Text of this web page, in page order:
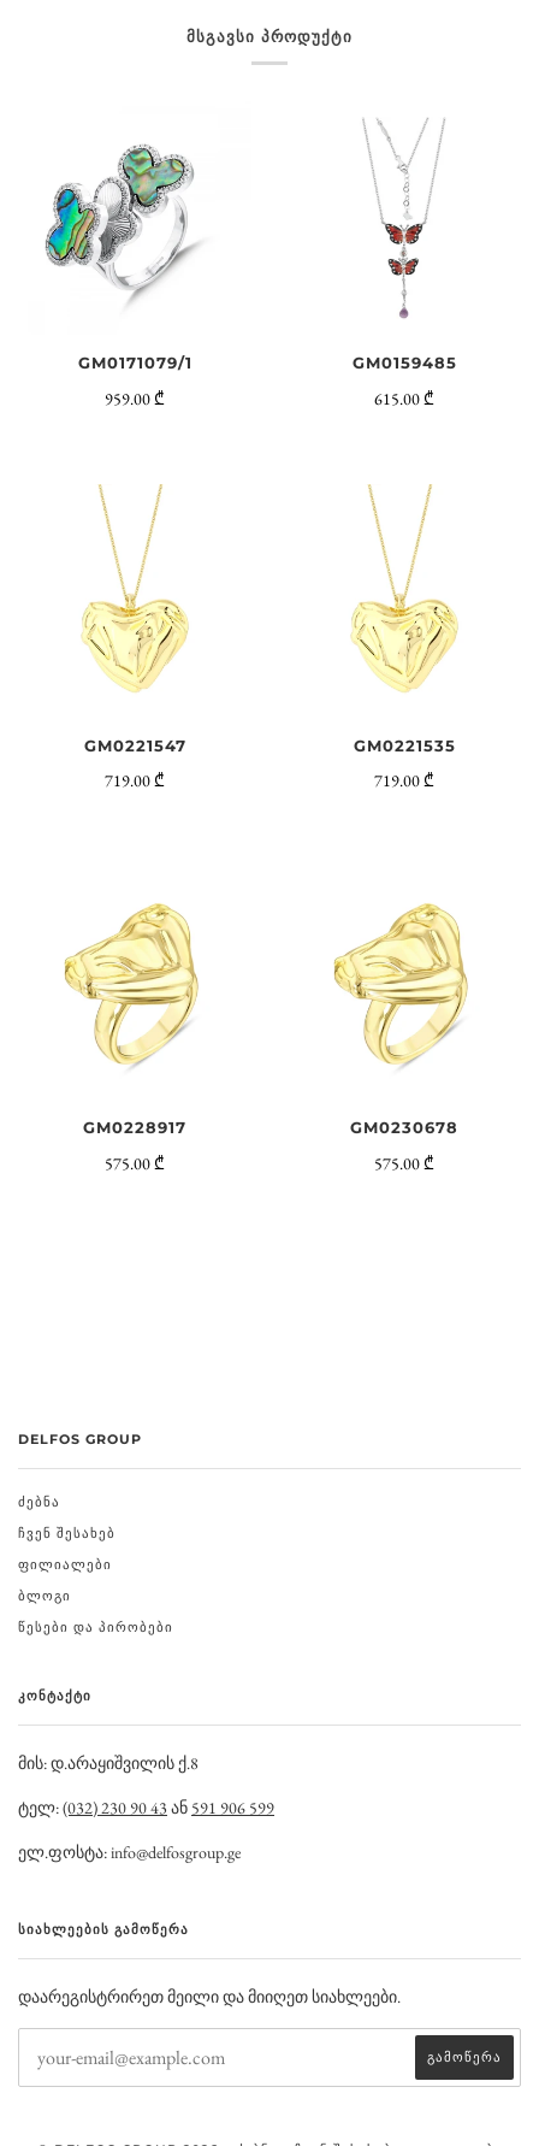
ᲛᲡᲒᲐᲕᲡᲘ ᲞᲠᲝᲓᲣᲥᲢᲘ
GM0171079/1
959.00 ₾
GM0159485
615.00 ₾
GM0221547
719.00 ₾
GM0221535
719.00 ₾
GM0228917
575.00 ₾
GM0230678
575.00 ₾
DELFOS GROUP
ᲫᲔᲑᲜᲐ
ᲩᲕᲔᲜ ᲨᲔᲡᲐᲮᲔᲑ
ᲤᲘᲚᲘᲐᲚᲔᲑᲘ
ᲑᲚᲝᲒᲘ
ᲬᲔᲡᲔᲑᲘ ᲓᲐ ᲞᲘᲠᲝᲑᲔᲑᲘ
ᲙᲝᲜᲢᲐᲥᲢᲘ
მის: დ.არაყიშვილის ქ.8
ტელ:(032) 230 90 43 ან 591 906 599
ელ.ფოსტა: info@delfosgroup.ge
ᲡᲘᲐᲮᲚᲔᲔᲑᲘᲡ ᲒᲐᲛᲝᲬᲔᲠᲐ
დაარეგისტრირეთ მეილი და მიიღეთ სიახლეები.